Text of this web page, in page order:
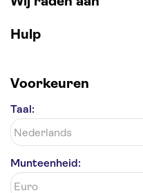
Hulp
Voorkeuren
Taal:
Munteenheid: